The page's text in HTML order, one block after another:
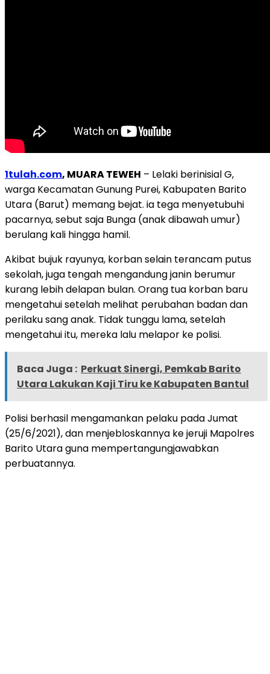
1tulah.com, MUARA TEWEH – Lelaki berinisial G,
warga Kecamatan Gunung Purei, Kabupaten Barito
Utara (Barut) memang bejat. ia tega menyetubuhi
pacarnya, sebut saja Bunga (anak dibawah umur)
berulang kali hingga hamil.
Akibat bujuk rayunya, korban selain terancam putus
sekolah, juga tengah mengandung janin berumur
kurang lebih delapan bulan. Orang tua korban baru
mengetahui setelah melihat perubahan badan dan
perilaku sang anak. Tidak tunggu lama, setelah
mengetahui itu, mereka lalu melapor ke polisi.
Baca Juga : Perkuat Sinergi, Pemkab Barito
Utara Lakukan Kaji Tiru ke Kabupaten Bantul
Polisi berhasil mengamankan pelaku pada Jumat
(25/6/2021), dan menjebloskannya ke jeruji Mapolres
Barito Utara guna mempertangungjawabkan
perbuatannya.